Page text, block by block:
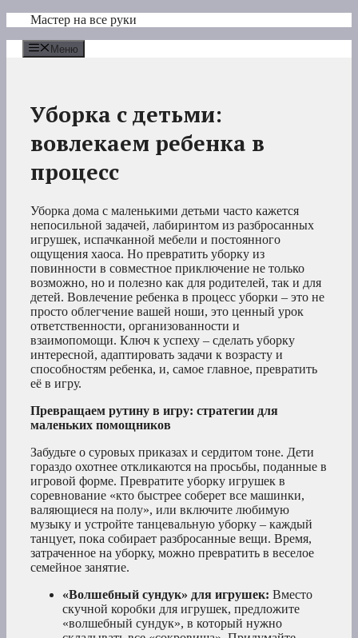
Перейти
содержимому
Мастер на все руки
Меню
Уборка с детьми:
вовлекаем ребенка в
процесс
Уборка дома с маленькими детьми часто кажется
непосильной задачей, лабиринтом из разбросанных
игрушек, испачканной мебели и постоянного
ощущения хаоса. Но превратить уборку из
повинности в совместное приключение не только
возможно, но и полезно как для родителей, так и для
детей. Вовлечение ребенка в процесс уборки – это не
просто облегчение вашей ноши, это ценный урок
ответственности, организованности и
взаимопомощи. Ключ к успеху – сделать уборку
интересной, адаптировать задачи к возрасту и
способностям ребенка, и, самое главное, превратить
её в игру.
Превращаем рутину в игру: стратегии для
маленьких помощников
Забудьте о суровых приказах и сердитом тоне. Дети
гораздо охотнее откликаются на просьбы, поданные в
игровой форме. Превратите уборку игрушек в
соревнование «кто быстрее соберет все машинки,
валяющиеся на полу», или включите любимую
музыку и устройте танцевальную уборку – каждый
танцует, пока собирает разбросанные вещи. Время,
затраченное на уборку, можно превратить в веселое
семейное занятие.
«Волшебный сундук» для игрушек: Вместо
скучной коробки для игрушек, предложите
«волшебный сундук», в который нужно